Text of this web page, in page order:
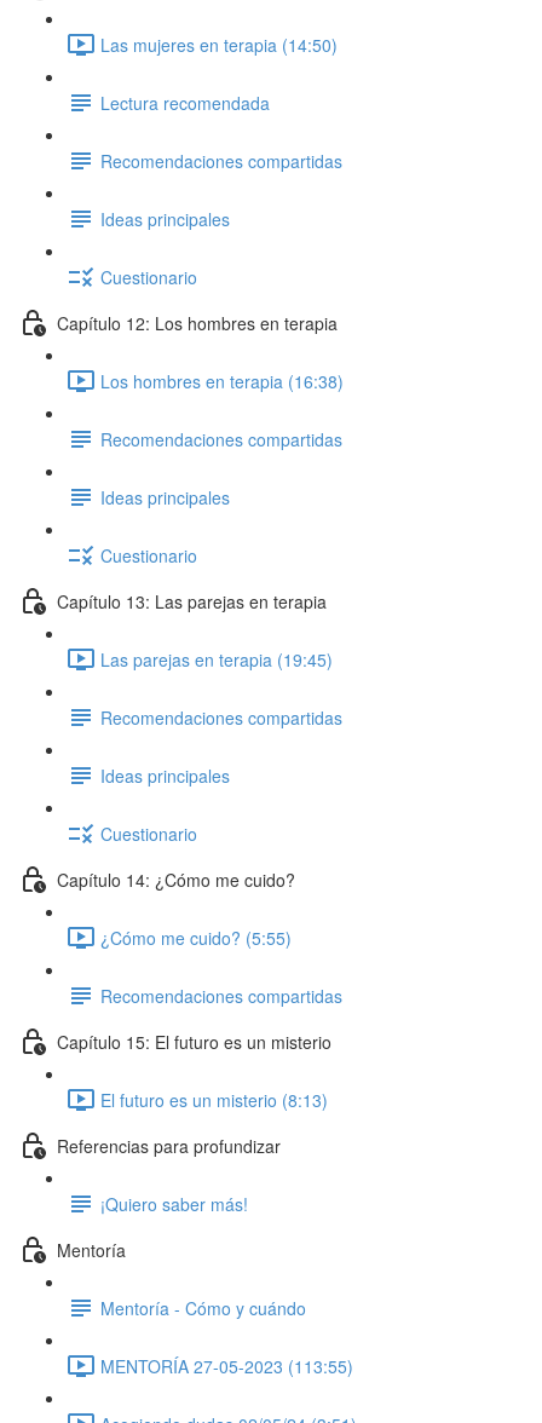
Las mujeres en terapia (14:50)
Lectura recomendada
Recomendaciones compartidas
Ideas principales
Cuestionario
Capítulo 12: Los hombres en terapia
Los hombres en terapia (16:38)
Recomendaciones compartidas
Ideas principales
Cuestionario
Capítulo 13: Las parejas en terapia
Las parejas en terapia (19:45)
Recomendaciones compartidas
Ideas principales
Cuestionario
Capítulo 14: ¿Cómo me cuido?
¿Cómo me cuido? (5:55)
Recomendaciones compartidas
Capítulo 15: El futuro es un misterio
El futuro es un misterio (8:13)
Referencias para profundizar
¡Quiero saber más!
Mentoría
Mentoría - Cómo y cuándo
MENTORÍA 27-05-2023 (113:55)